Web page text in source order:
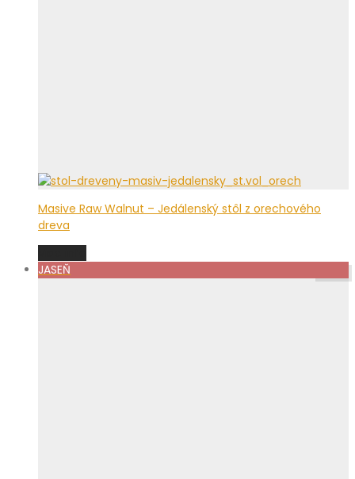
Masive Raw Walnut – Jedálenský stôl z orechového
dreva
JASEŇ